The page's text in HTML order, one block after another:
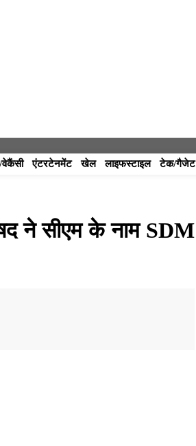
वेकैंसी एंटरटेनमेंट खेल लाइफस्टाइल टेक/गैजेट
ने सीएम के नाम SDM